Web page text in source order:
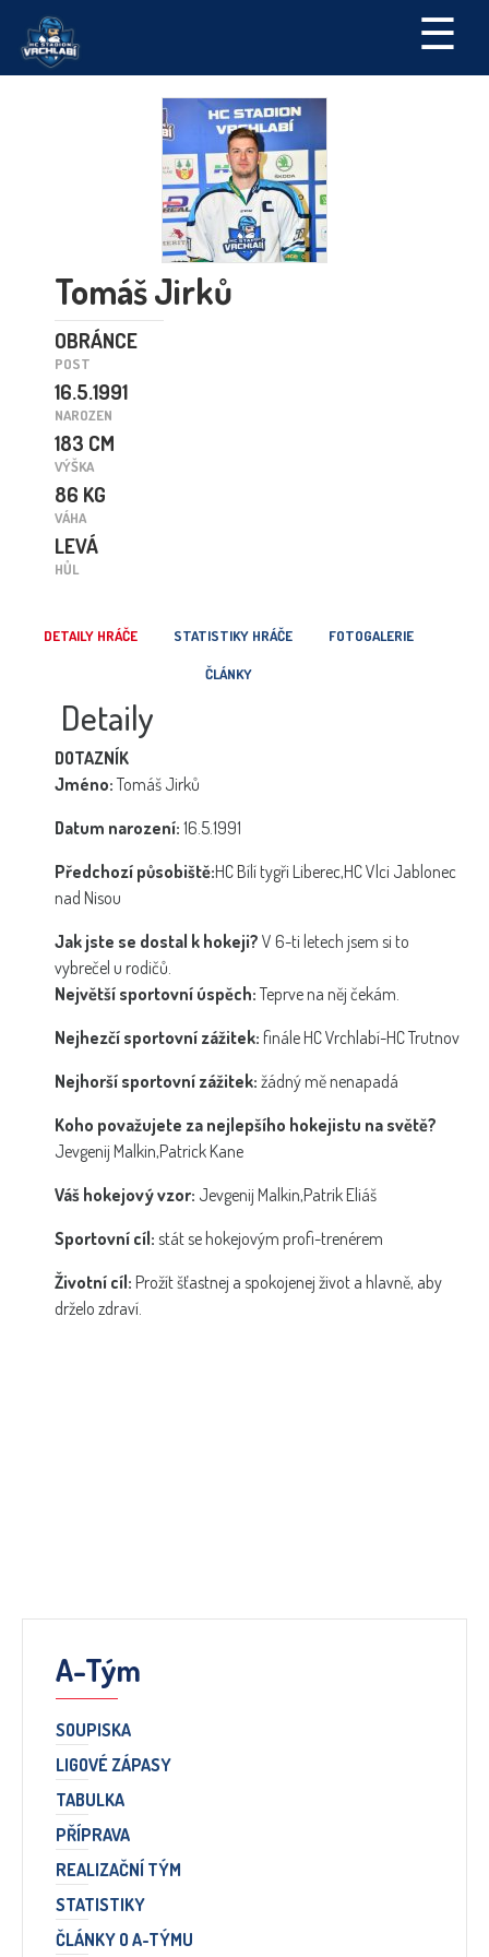
☰
Tomáš Jirků
OBRÁNCE
POST
16.5.1991
NAROZEN
183 CM
VÝŠKA
86 KG
VÁHA
LEVÁ
HŮL
DETAILY HRÁČE STATISTIKY HRÁČE FOTOGALERIE
ČLÁNKY
Detaily
DOTAZNÍK
Jméno:Tomáš Jirků
Datum narození: 16.5.1991
Předchozí působiště:HC Bílí tygři Liberec,HC Vlci Jablonec
nad Nisou
Jak jste se dostal k hokeji? V 6-ti letech jsem si to
vybrečel u rodičů.
Největší sportovní úspěch:Teprve na něj čekám.
Nejhezčí sportovní zážitek: finále HC Vrchlabí-HC Trutnov
Nejhorší sportovní zážitek: žádný mě nenapadá
Koho považujete za nejlepšího hokejistu na světě?
Jevgenij Malkin,Patrick Kane
Váš hokejový vzor: Jevgenij Malkin,Patrik Eliáš
Sportovní cíl: stát se hokejovým profi-trenérem
Životní cíl: Prožít šťastnej a spokojenej život a hlavně, aby
drželo zdraví.
A-Tým
SOUPISKA
LIGOVÉ ZÁPASY
TABULKA
PŘÍPRAVA
REALIZAČNÍ TÝM
STATISTIKY
ČLÁNKY O A-TÝMU